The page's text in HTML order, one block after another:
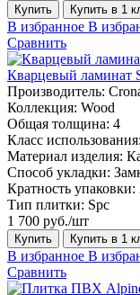
Купить Купить в 1
В избранное В
Сравнить
Кварцевый ламинат
Производитель:
Коллекция: Wood
Общая толщина: 4
Класс использования:
Материал изделия:
Способ укладки:
Кратность упаковки:
Тип плитки: Spc
1 700 руб./шт
Купить Купить в 1
В избранное В
Сравнить